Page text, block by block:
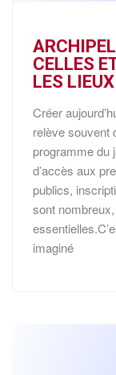
CELLES
LES
Créer
relève souvent
programme du
d’accès aux
publics,
sont
imaginé